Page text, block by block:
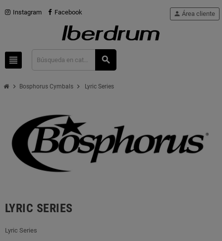
Instagram Facebook
view_headline search
person Área cliente
chevron_right Bosphorus Cymbals chevron_right Lyric Series
LYRIC SERIES
Lyric Series